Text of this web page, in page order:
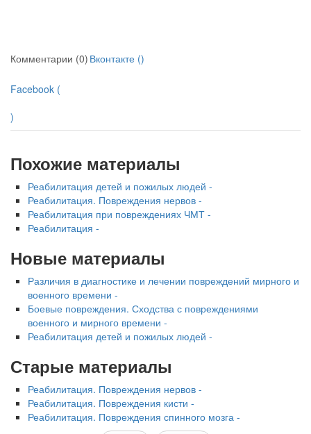
Комментарии (0) Вконтакте ()
Facebook (
)
Похожие материалы
Реабилитация детей и пожилых людей -
Реабилитация. Повреждения нервов -
Реабилитация при повреждениях ЧМТ -
Реабилитация -
Новые материалы
Различия в диагностике и лечении повреждений мирного и
военного времени -
Боевые повреждения. Сходства с повреждениями
военного и мирного времени -
Реабилитация детей и пожилых людей -
Старые материалы
Реабилитация. Повреждения нервов -
Реабилитация. Повреждения кисти -
Реабилитация. Повреждения спинного мозга -